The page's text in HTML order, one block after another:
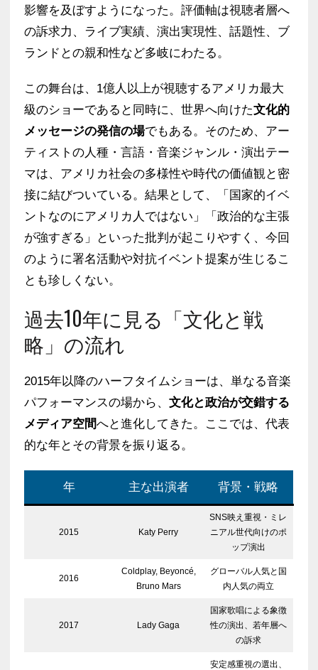
影響を及ぼすようになった。評価軸は視聴者層へ
の訴求力、ライブ実績、演出実現性、話題性、ブ
ランドとの親和性など多岐にわたる。
この舞台は、1億人以上が視聴するアメリカ最大
級のショーであると同時に、世界へ向けた文化的
メッセージの発信の場でもある。そのため、アー
ティストの人種・言語・音楽ジャンル・演出テー
マは、アメリカ社会の多様性や時代の価値観と密
接に結びついている。結果として、「国家的イベ
ントなのにアメリカ人ではない」「政治的な主張
が強すぎる」といった批判が起こりやすく、今回
のように署名活動や対抗イベント提案が生じるこ
とも珍しくない。
過去10年に見る「文化と戦
略」の流れ
2015年以降のハーフタイムショーは、単なる音楽
パフォーマンスの場から、 文化と政治が交錯する
メディア空間へと進化してきた。ここでは、代表
的な年とその背景を振り返る。
年 主な出演者 背景・戦略
2015 Katy Perry
SNS映え重視・ミレ
ニアル世代向けのポ
ップ演出
2016
Coldplay, Beyoncé,
Bruno Mars
グローバル人気と国
内人気の両立
2017 Lady Gaga
国家歌唱による象徴
性の演出、若年層へ
の訴求
安定感重視の選出、